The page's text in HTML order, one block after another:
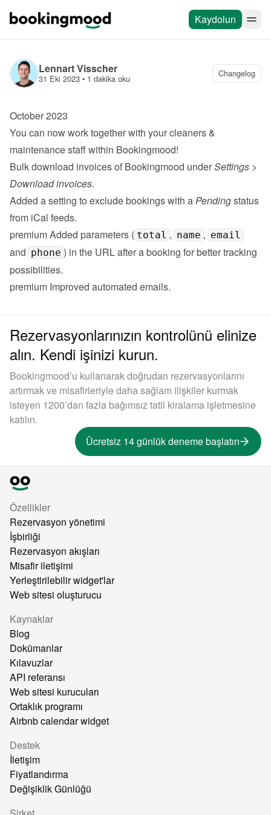
Kaydolun
Lennart Visscher
31 Eki 2023 • 1 dakika oku Changelog
October 2023
You can now work together with your cleaners &
maintenance staff within Bookingmood!
Bulk download invoices of Bookingmood under Settings
Download invoices.
Added a setting to exclude bookings with a Pending status
from iCal feeds.
premium Added parameters ( total , name , email
and phone ) in the URL after a booking for better tracking
possibilities.
premium Improved automated emails.
Rezervasyonlarınızın kontrolünü elinize
alın. Kendi işinizi kurun.
Bookingmood’u kullanarak doğrudan rezervasyonlarını
artırmak ve misafirleriyle daha sağlam ilişkiler kurmak
isteyen 1200’dan fazla bağımsız tatil kiralama işletmesine
katılın.
Ücretsiz 14 günlük deneme başlatın
Özellikler
Rezervasyon yönetimi
İşbirliği
Rezervasyon akışları
Misafir iletişimi
Yerleştirilebilir widget'lar
Web sitesi oluşturucu
Kaynaklar
Blog
Dokümanlar
Kılavuzlar
API referansı
Web sitesi kurucuları
Ortaklık programı
Airbnb calendar widget
Destek
İletişim
Fiyatlandırma
Değişiklik Günlüğü